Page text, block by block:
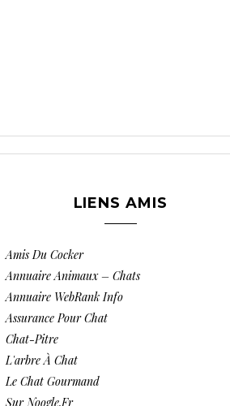
LIENS AMIS
Amis Du Cocker
Annuaire Animaux – Chats
Annuaire WebRank Info
Assurance Pour Chat
Chat-Pitre
L'arbre À Chat
Le Chat Gourmand
Sur Noogle.fr